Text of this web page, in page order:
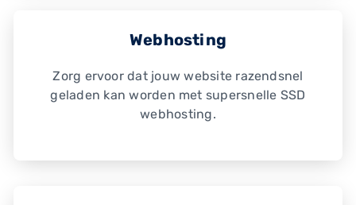
Webhosting
Zorg ervoor dat jouw website razendsnel
geladen kan worden met supersnelle SSD
webhosting.